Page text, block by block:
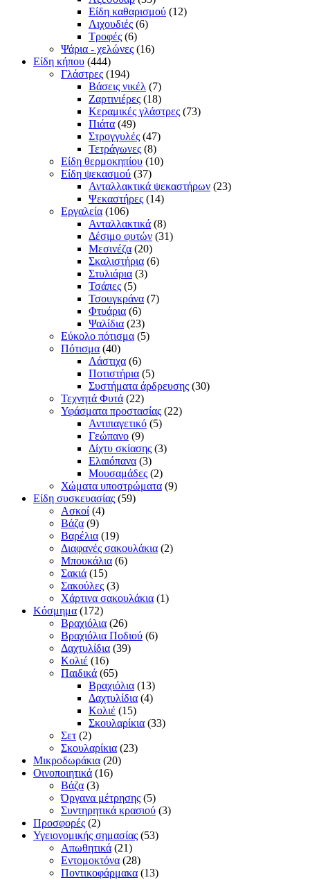
Είδη καθαρισμού (12)
Λιχουδιές (6)
Τροφές (6)
Ψάρια - χελώνες (16)
Είδη κήπου (444)
Γλάστρες (194)
Βάσεις νικέλ (7)
Ζαρτινιέρες (18)
Κεραμικές γλάστρες (73)
Πιάτα (49)
Στρογγυλές (47)
Τετράγωνες (8)
Είδη θερμοκηπίου (10)
Είδη ψεκασμού (37)
Ανταλλακτικά ψεκαστήρων (23)
Ψεκαστήρες (14)
Εργαλεία (106)
Ανταλλακτικά (8)
Δέσιμο φυτών (31)
Μεσινέζα (20)
Σκαλιστήρια (6)
Στυλιάρια (3)
Τσάπες (5)
Τσουγκράνα (7)
Φτυάρια (6)
Ψαλίδια (23)
Εύκολο πότισμα (5)
Πότισμα (40)
Λάστιχα (6)
Ποτιστήρια (5)
Συστήματα άρδρευσης (30)
Τεχνητά Φυτά (22)
Υφάσματα προστασίας (22)
Αντιπαγετικό (5)
Γεώπανο (9)
Δίχτυ σκίασης (3)
Ελαιόπανα (3)
Μουσαμάδες (2)
Χώματα υποστρώματα (9)
Είδη συσκευασίας (59)
Ασκοί (4)
Βάζα (9)
Βαρέλια (19)
Διαφανές σακουλάκια (2)
Μπουκάλια (6)
Σακιά (15)
Σακούλες (3)
Χάρτινα σακουλάκια (1)
Κόσμημα (172)
Βραχιόλια (26)
Βραχιόλια Ποδιού (6)
Δαχτυλίδια (39)
Κολιέ (16)
Παιδικά (65)
Βραχιόλια (13)
Δαχτυλίδια (4)
Κολιέ (15)
Σκουλαρίκια (33)
Σετ (2)
Σκουλαρίκια (23)
Μικροδωράκια (20)
Οινοποιητικά (16)
Βάζα (3)
Όργανα μέτρησης (5)
Συντηρητικά κρασιού (3)
Προσφορές (2)
Υγειονομικής σημασίας (53)
Απωθητικά (21)
Εντομοκτόνα (28)
Ποντικοφάρμακα (13)